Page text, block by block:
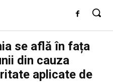
se află în fața
din cauza
aplicate de